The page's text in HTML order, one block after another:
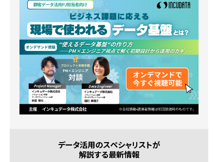
データ活用のスペシャリストが
解説する最新情報